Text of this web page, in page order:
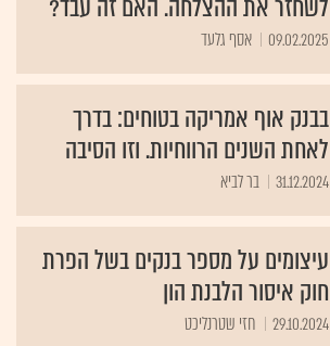
לשחזר את ההצלחה. האם זה עבד?
09.02.2025 אסף גלעד
בבנק אוף אמריקה בטוחים: בדרך
לאחת השנים הרווחיות. וזו הסיבה
31.12.2024 בר לביא
עיצומים על מספר בנקים בשל הפרת
חוק איסור הלבנת הון
29.10.2024 חזי שטרנליכט